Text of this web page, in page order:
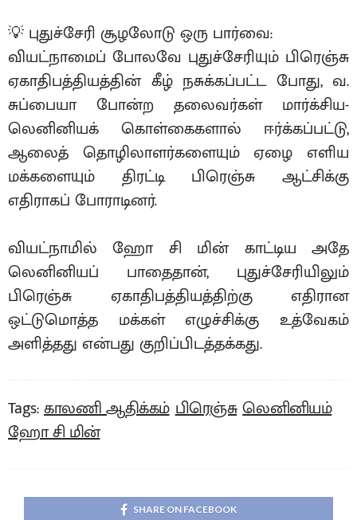
💡 புதுச்சேரி சூழலோடு ஒரு பார்வை:
வியட்நாமைப் போலவே புதுச்சேரியும் பிரெஞ்சு
ஏகாதிபத்தியத்தின் கீழ் நசுக்கப்பட்ட போது, வ.
சுப்பையா போன்ற தலைவர்கள் மார்க்சிய-
லெனினியக் கொள்கைகளால் ஈர்க்கப்பட்டு,
ஆலைத் தொழிலாளர்களையும் ஏழை எளிய
மக்களையும் திரட்டி பிரெஞ்சு ஆட்சிக்கு
எதிராகப் போராடினர்.
வியட்நாமில் ஹோ சி மின் காட்டிய அதே
லெனினியப் பாதைதான், புதுச்சேரியிலும்
பிரெஞ்சு ஏகாதிபத்தியத்திற்கு எதிரான
ஒட்டுமொத்த மக்கள் எழுச்சிக்கு உத்வேகம்
அளித்தது என்பது குறிப்பிடத்தக்கது.
Tags: காலணி ஆதிக்கம் பிரெஞ்சு லெனினியம்
ஹோ சி மின்
SHARE ON FACEBOOK